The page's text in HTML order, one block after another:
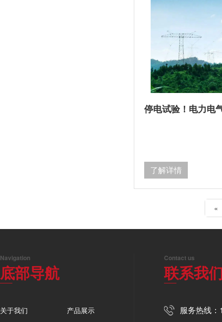
停电试验！电力电
了解详情
«
Navigation
底部导航
关于我们 产品展示
Contact us
联系我
服务热线